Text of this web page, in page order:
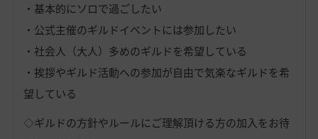
・基本的にソロで過ごしたい
・公式主催のギルドイベントには参加したい
・社会人（大人）多めのギルドを希望している
・挨拶やギルド活動への参加が自由で気楽なギルドを希
望している
◇ギルドの方針やルールにご理解頂ける方の加入をお待